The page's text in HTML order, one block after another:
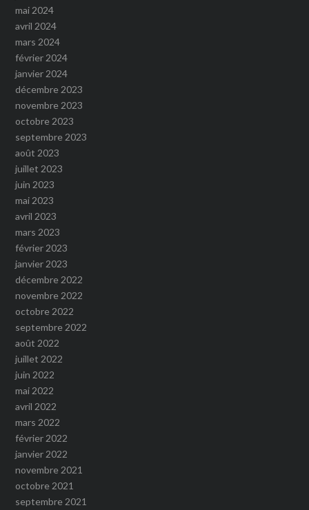
mai 2024
avril 2024
mars 2024
février 2024
janvier 2024
décembre 2023
novembre 2023
octobre 2023
septembre 2023
août 2023
juillet 2023
juin 2023
mai 2023
avril 2023
mars 2023
février 2023
janvier 2023
décembre 2022
novembre 2022
octobre 2022
septembre 2022
août 2022
juillet 2022
juin 2022
mai 2022
avril 2022
mars 2022
février 2022
janvier 2022
novembre 2021
octobre 2021
septembre 2021